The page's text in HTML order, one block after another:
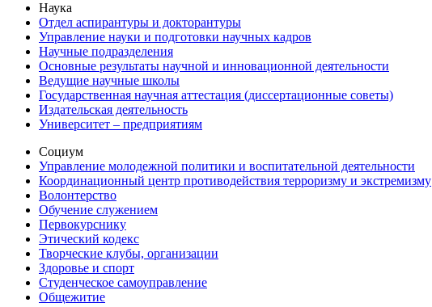
Наука
Отдел аспирантуры и докторантуры
Управление науки и подготовки научных кадров
Научные подразделения
Основные результаты научной и инновационной деятельности
Ведущие научные школы
Государственная научная аттестация (диссертационные советы)
Издательская деятельность
Университет – предприятиям
Социум
Управление молодежной политики и воспитательной деятельности
Координационный центр противодействия терроризму и экстремизму
Волонтерство
Обучение служением
Первокурснику
Этический кодекс
Творческие клубы, организации
Здоровье и спорт
Студенческое самоуправление
Общежитие